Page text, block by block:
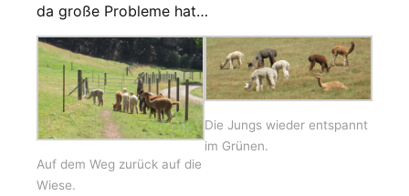
da große Probleme hat…
Auf dem Weg zurück auf die
Wiese.
Die Jungs wieder entspannt
im Grünen.